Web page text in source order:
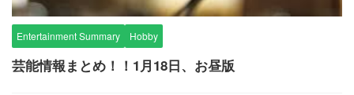
Entertainment Summary Hobby
芸能情報まとめ！！1月18日、お昼版